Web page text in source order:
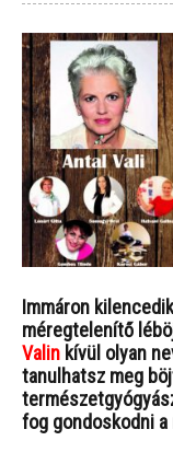
Immáron
méregtelenítő
Valin kívül olyan
tanulhatsz meg
fog gondoskodni